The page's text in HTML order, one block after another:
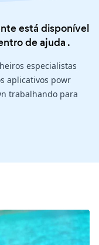
está disponível
de ajuda .
especialistas
aplicativos powr
trabalhando para